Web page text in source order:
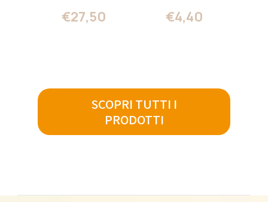
€27,50
su 5
€4,40
SCOPRI TUTTI I
PRODOTTI